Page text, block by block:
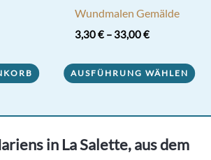
Wundmalen Gemälde
3,30€– 33,00€
AUSFÜHRUNG WÄHLEN
Produkt
mehrere
auf.
in La Salette, aus dem